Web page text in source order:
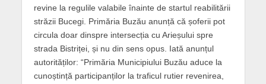
revine la regulile valabile înainte de startul reabilitării
străzii Bucegi. Primăria Buzău anunță că șoferii pot
circula doar dinspre intersecția cu Arieșului spre
strada Bistriței, și nu din sens opus. Iată anunțul
autorităților: “Primăria Municipiului Buzău aduce la
cunoștință participanților la traficul rutier revenirea,